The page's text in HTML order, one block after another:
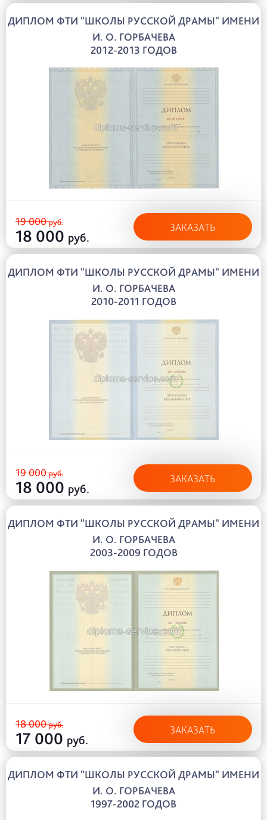
ДИПЛОМ ФТИ "ШКОЛЫ РУССКОЙ ДРАМЫ" ИМЕНИ
И. О. ГОРБАЧЕВА
2012-2013 ГОДОВ
19 000руб.
18 000 руб.
ЗАКАЗАТЬ
ДИПЛОМ ФТИ "ШКОЛЫ РУССКОЙ ДРАМЫ" ИМЕНИ
И. О. ГОРБАЧЕВА
2010-2011 ГОДОВ
19 000руб.
18 000 руб.
ЗАКАЗАТЬ
ДИПЛОМ ФТИ "ШКОЛЫ РУССКОЙ ДРАМЫ" ИМЕНИ
И. О. ГОРБАЧЕВА
2003-2009 ГОДОВ
18 000руб.
17 000 руб.
ЗАКАЗАТЬ
ДИПЛОМ ФТИ "ШКОЛЫ РУССКОЙ ДРАМЫ" ИМЕНИ
И. О. ГОРБАЧЕВА
1997-2002 ГОДОВ